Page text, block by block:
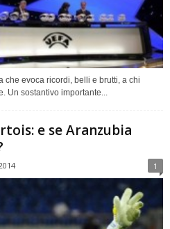
che evoca ricordi, belli e brutti, a chi
Un sostantivo importante...
e se Aranzubia
1